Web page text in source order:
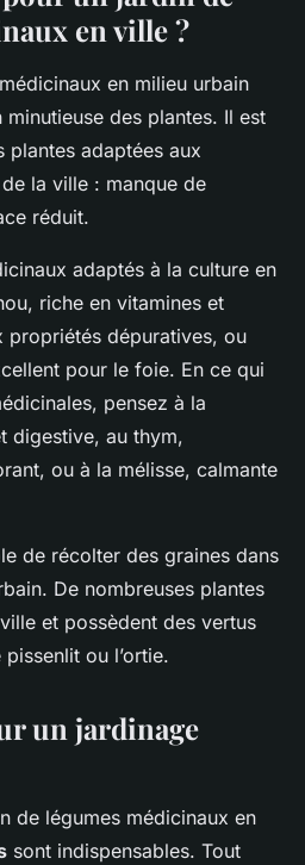
en ville ?
en milieu urbain
des plantes. Il est
plantes adaptées aux
la ville : manque de
réduit.
adaptés à la culture en
riche en vitamines et
propriétés dépuratives, ou
pour le foie. En ce qui
pensez à la
digestive, au thym,
ou à la mélisse, calmante
de récolter des graines dans
De nombreuses plantes
et possèdent des vertus
ou l’ortie.
un jardinage
de légumes médicinaux en
sont indispensables. Tout